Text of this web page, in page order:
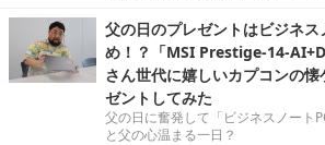
父の日のプレゼントはビジネス
め！？「MSI Prestige-14-
さん世代に嬉しいカプコンの
ゼントしてみた
父の日に奮発して「ビジネスノート
と父の心温まる一日？